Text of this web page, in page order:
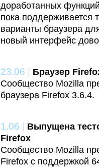
доработанных
пока поддерживается
варианты браузера
новый интерфейс
23.06 | Браузер
Сообщество Mozilla
браузера Firefox 3.6.4.
1.06 | Выпущена
Firefox
Сообщество Mozilla
Firefox с поддержкой